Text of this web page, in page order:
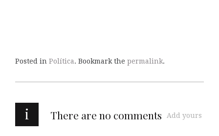
Posted in Política. Bookmark the permalink.
i There are no comments Add yours